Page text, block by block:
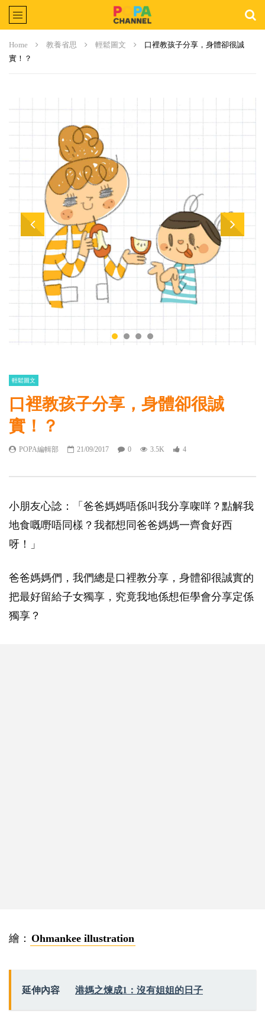
Home 教養省思 輕鬆圖文
口裡教孩子分享，身體卻很誠
實！？
輕鬆圖文
口裡教孩子分享，身體卻很誠
實！？
POPA編輯部 21/09/2017 0 3.5K 4
小朋友心諗：「爸爸媽媽唔係叫我分享㗎咩？點解我
地食嘅嘢唔同樣？我都想同爸爸媽媽一齊食好西
呀！」
爸爸媽媽們，我們總是口裡教分享，身體卻很誠實的
把最好留給子女獨享，究竟我地係想佢學會分享定係
獨享？
繪： Ohmankee illustration
延伸內容 港媽之煉成1：沒有姐姐的日子